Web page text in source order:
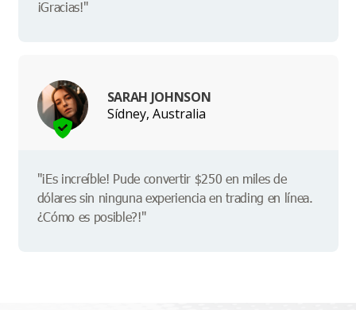
¡Gracias!"
SARAH JOHNSON
Sídney, Australia
"¡Es increíble! Pude convertir $250 en miles de
dólares sin ninguna experiencia en trading en línea.
¿Cómo es posible?!"